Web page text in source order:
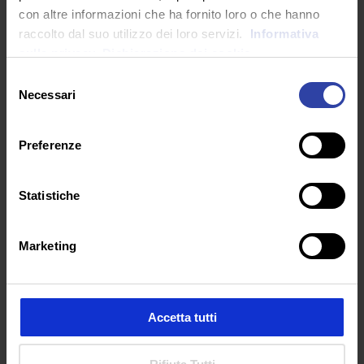
con altre informazioni che ha fornito loro o che hanno
raccolto dal suo utilizzo dei loro servizi.
Informativa
delNecessari
Preferenze
Statistiche
Marketing
Accetta tutti
ARTICOLI RECENTI